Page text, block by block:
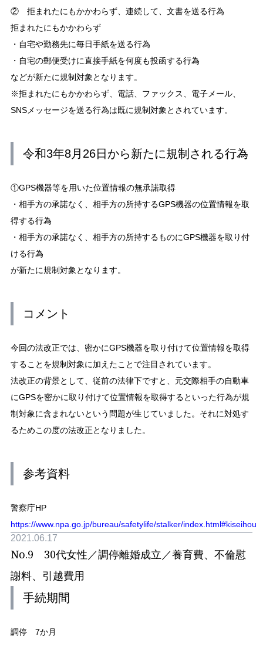
② 拒まれたにもかかわらず、連続して、文書を送る行為
拒まれたにもかかわらず
・自宅や勤務先に毎日手紙を送る行為
・自宅の郵便受けに直接手紙を何度も投函する行為
などが新たに規制対象となります。
※拒まれたにもかかわらず、電話、ファックス、電子メール、
SNSメッセージを送る行為は既に規制対象とされています。
令和3年8月26日から新たに規制される行為
①GPS機器等を用いた位置情報の無承諾取得
・相手方の承諾なく、相手方の所持するGPS機器の位置情報を取
得する行為
・相手方の承諾なく、相手方の所持するものにGPS機器を取り付
ける行為
が新たに規制対象となります。
コメント
今回の法改正では、密かにGPS機器を取り付けて位置情報を取得
することを規制対象に加えたことで注目されています。
法改正の背景として、従前の法律下ですと、元交際相手の自動車
にGPSを密かに取り付けて位置情報を取得するといった行為が規
制対象に含まれないという問題が生じていました。それに対処す
るためこの度の法改正となりました。
参考資料
警察庁HP
https://www.npa.go.jp/bureau/safetylife/stalker/index.html#kiseihou
2021.06.17
No.9 30代女性／調停離婚成立／養育費、不倫慰
謝料、引越費用
手続期間
調停 7か月